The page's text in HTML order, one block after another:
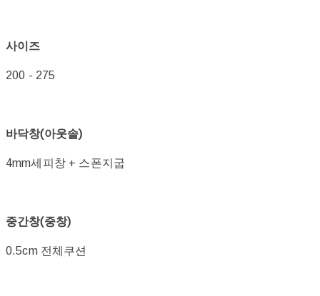
사이즈
200 - 275
바닥창(아웃솔)
4mm세피창 + 스폰지굽
중간창(중창)
0.5cm 전체쿠션